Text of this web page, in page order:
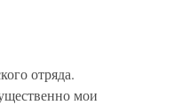
отряда.
мои